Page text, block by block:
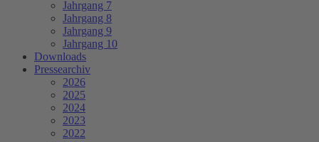
Jahrgang 7
Jahrgang 8
Jahrgang 9
Jahrgang 10
Downloads
Pressearchiv
2026
2025
2024
2023
2022